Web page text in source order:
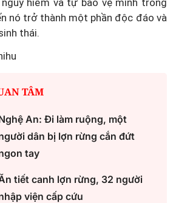
nó trở thành một phần độc đáo và
thái.
TÂM
An: Đi làm ruộng, một
dân bị lợn rừng cắn đứt
tay
tiết canh lợn rừng, 32 người
viện cấp cứu